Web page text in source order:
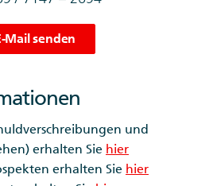
Mail senden
und
erhalten Sie hier
erhalten Sie hier